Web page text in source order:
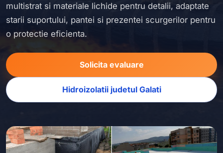
multistrat si materiale lichide pentru detalii, adaptate
starii suportului, pantei si prezentei scurgerilor pentru
o protectie eficienta.
Solicita evaluare
Hidroizolatii judetul Galati